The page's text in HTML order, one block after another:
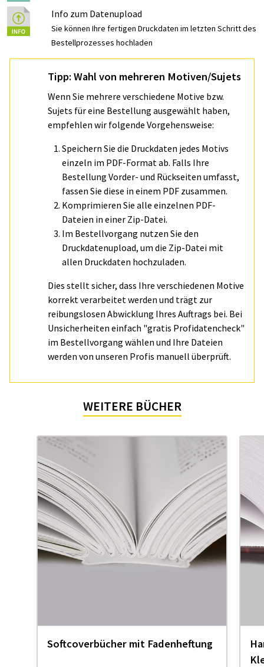
Info zum Datenupload
Sie können Ihre fertigen Druckdaten im letzten Schritt des
Bestellprozesses hochladen
Tipp: Wahl von mehreren Motiven/Sujets
Wenn Sie mehrere verschiedene Motive bzw.
Sujets für eine Bestellung ausgewählt haben,
empfehlen wir folgende Vorgehensweise:
Speichern Sie die Druckdaten jedes Motivs
einzeln im PDF-Format ab. Falls Ihre
Bestellung Vorder- und Rückseiten umfasst,
fassen Sie diese in einem PDF zusammen.
Komprimieren Sie alle einzelnen PDF-
Dateien in einer Zip-Datei.
Im Bestellvorgang nutzen Sie den
Druckdatenupload, um die Zip-Datei mit
allen Druckdaten hochzuladen.
Dies stellt sicher, dass Ihre verschiedenen Motive
korrekt verarbeitet werden und trägt zur
reibungslosen Abwicklung Ihres Auftrags bei. Bei
Unsicherheiten einfach "gratis Profidatencheck"
im Bestellvorgang wählen und Ihre Dateien
werden von unseren Profis manuell überprüft.
WEITERE BÜCHER
Softcoverbücher mit Fadenheftung